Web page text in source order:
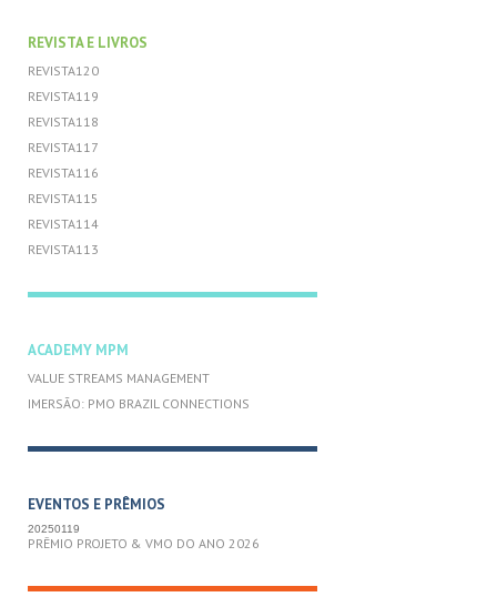
REVISTA E LIVROS
REVISTA120
REVISTA119
REVISTA118
REVISTA117
REVISTA116
REVISTA115
REVISTA114
REVISTA113
ACADEMY MPM
VALUE STREAMS MANAGEMENT
IMERSÃO: PMO BRAZIL CONNECTIONS
EVENTOS E PRÊMIOS
20250119
PRÊMIO PROJETO & VMO DO ANO 2026